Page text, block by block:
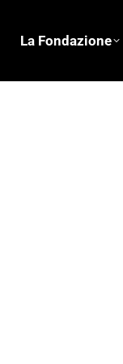
La Fondazione